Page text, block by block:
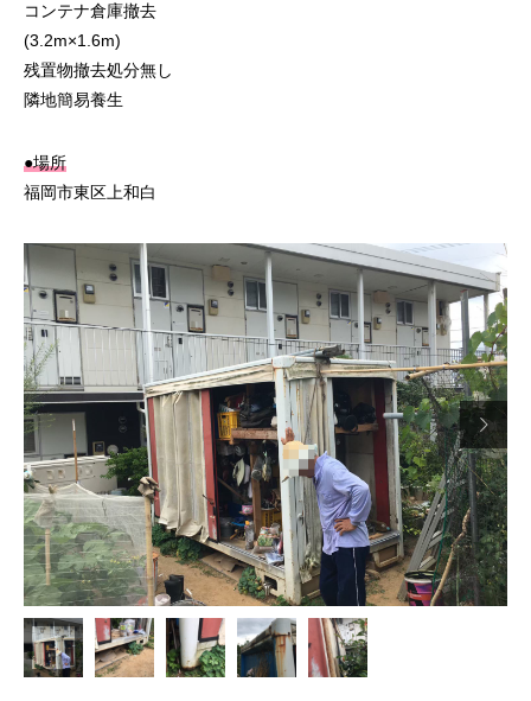
コンテナ倉庫撤去
(3.2m×1.6m)
残置物撤去処分無し
隣地簡易養生
●場所
福岡市東区上和白
